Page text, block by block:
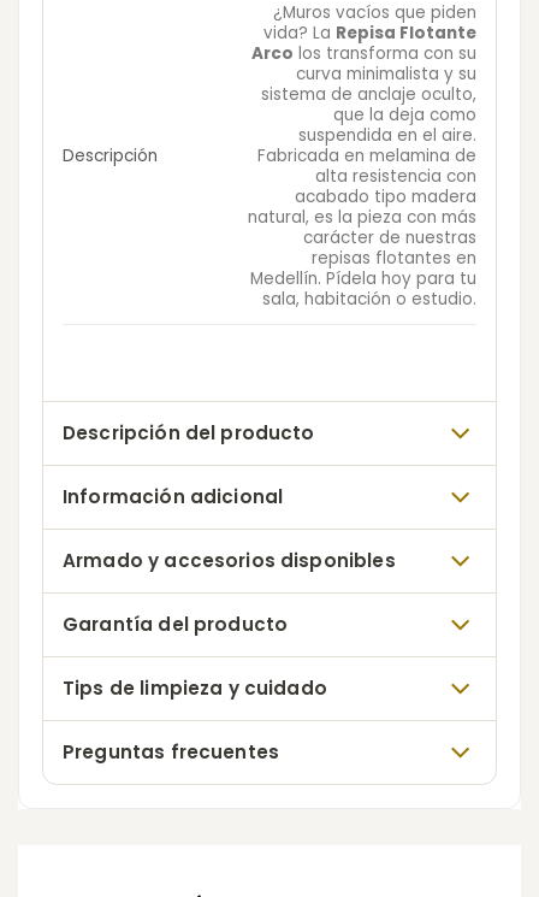
Descripción
¿Muros vacíos que piden
vida? La Repisa Flotante
Arco los transforma con su
curva minimalista y su
sistema de anclaje oculto,
que la deja como
suspendida en el aire.
Fabricada en melamina de
alta resistencia con
acabado tipo madera
natural, es la pieza con más
carácter de nuestras
repisas flotantes en
Medellín. Pídela hoy para tu
sala, habitación o estudio.
Descripción del producto
Información adicional
Armado y accesorios disponibles
Garantía del producto
Tips de limpieza y cuidado
Preguntas frecuentes